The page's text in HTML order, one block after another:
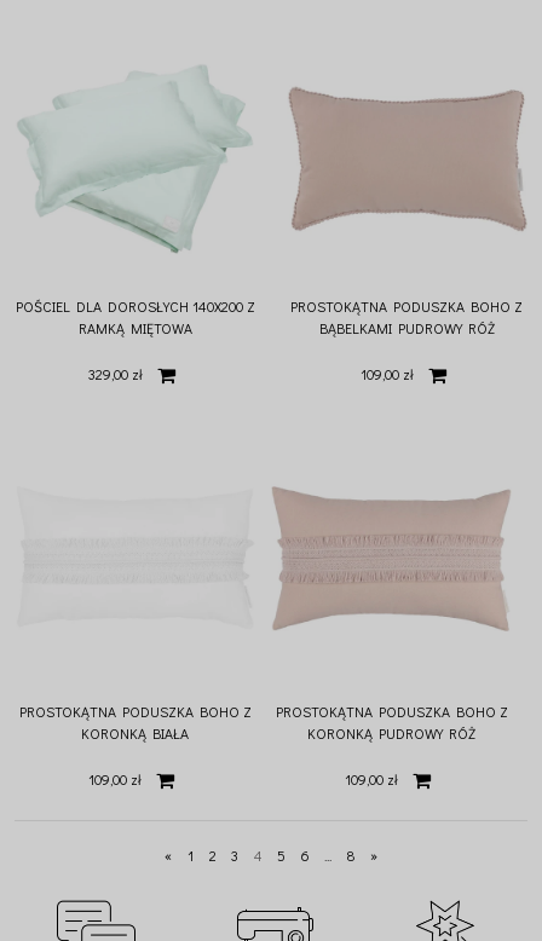
POŚCIEL DLA DOROSŁYCH 140X200 Z
RAMKĄ MIĘTOWA
329,00 zł
PROSTOKĄTNA PODUSZKA BOHO Z
BĄBELKAMI PUDROWY RÓŻ
109,00 zł
PROSTOKĄTNA PODUSZKA BOHO Z
KORONKĄ BIAŁA
109,00 zł
PROSTOKĄTNA PODUSZKA BOHO Z
KORONKĄ PUDROWY RÓŻ
109,00 zł
« 1 2 3 4 5 6 8 »